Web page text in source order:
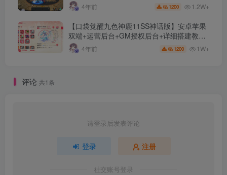
教程 4年前 1200 1.2W+
【口袋觉醒九色神鹿11SS神话版】安卓苹果
双端+运营后台+GM授权后台+详细搭建教
程。 4年前 1200 1W+
评论 共1条
请登录后发表评论
登录 注册
社交账号登录